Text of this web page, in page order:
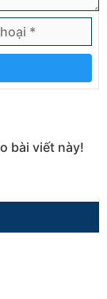
bài viết này!